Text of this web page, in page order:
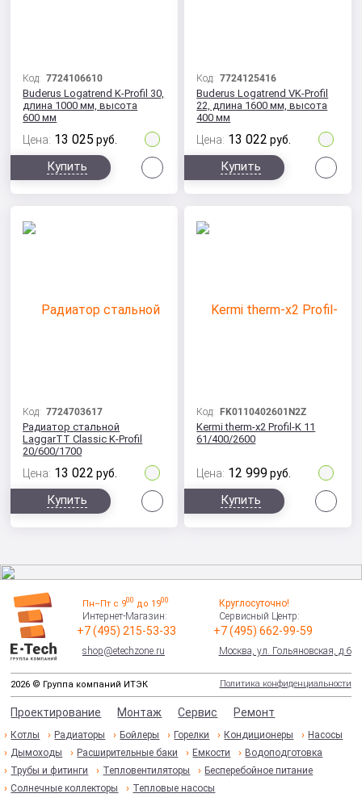
Код:7724106610
Buderus Logatrend K-Profil 30,
длина 1000 мм, высота
600 мм
Цена: 13 025 руб.
Купить
Код:7724125416
Buderus Logatrend VK-Profil
22, длина 1600 мм, высота
400 мм
Цена: 13 022 руб.
Купить
Код:7724703617
Радиатор стальной
LaggarTT Classic K-Profil
20/600/1700
Цена: 13 022 руб.
Купить
Код: FK0110402601N2Z
Kermi therm-x2 Profil-K 11
61/400/2600
Цена: 12 999 руб.
Купить
Пн–Пт с 900 до 1900
Интернет-Магазин:
+7 (495) 215-53-33
shop@etechzone.ru
Круглосуточно!
Сервисный Центр:
+7 (495) 662-99-59
Москва, ул. Гольяновская, д.6
2026 © Группа компаний ИТЭК Политика конфиденциальности
Проектирование Монтаж Сервис Ремонт
Котлы Радиаторы Бойлеры Горелки Кондиционеры
Насосы
Дымоходы
Расширительные баки Емкости
Водоподготовка
Трубы и фитинги
Тепловентиляторы
Бесперебойное питание
Солнечные коллекторы
Тепловые насосы